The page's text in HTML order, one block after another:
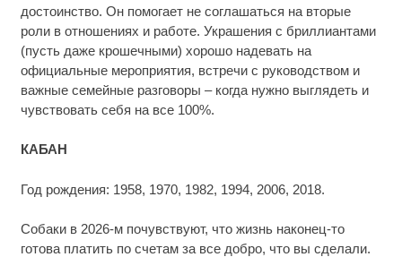
достоинство. Он помогает не соглашаться на вторые
роли в отношениях и работе. Украшения с бриллиантами
(пусть даже крошечными) хорошо надевать на
официальные мероприятия, встречи с руководством и
важные семейные разговоры – когда нужно выглядеть и
чувствовать себя на все 100%.
КАБАН
Год рождения: 1958, 1970, 1982, 1994, 2006, 2018.
Собаки в 2026-м почувствуют, что жизнь наконец-то
готова платить по счетам за все добро, что вы сделали.